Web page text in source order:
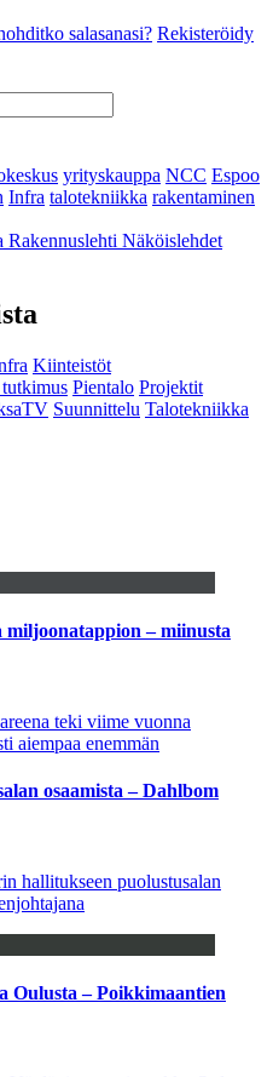
salasanasi? Rekisteröidy
yrityskauppa NCC Espoo
Infra talotekniikka rakentaminen
Rakennuslehti Näköislehdet
Kiinteistöt
Pientalo Projektit
Suunnittelu Talotekniikka
– miinusta
teki viime vuonna
aiempaa enemmän
osaamista – Dahlbom
hallitukseen puolustusalan
Oulusta – Poikkimaantien